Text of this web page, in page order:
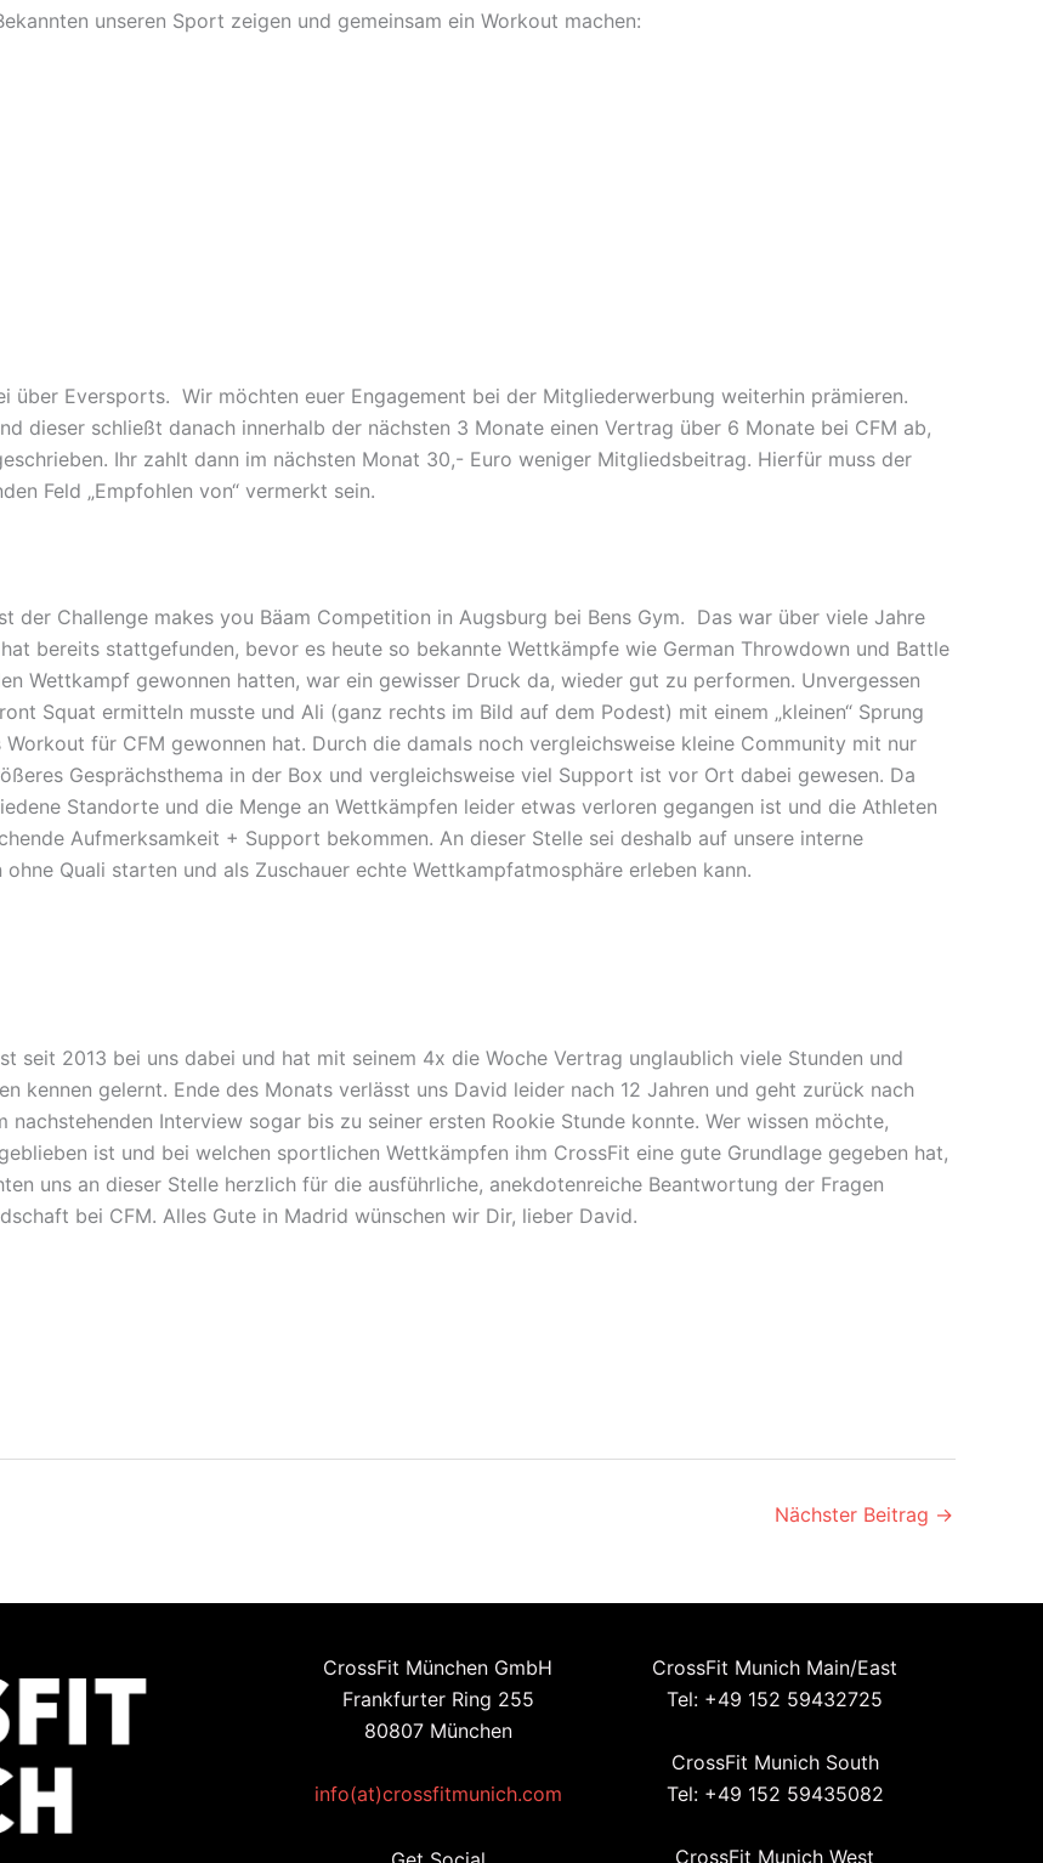
unseren Sport zeigen und gemeinsam ein Workout machen:
Eversports. Wir möchten euer Engagement bei der Mitgliederwerbung weiterhin prämieren.
dieser schließt danach innerhalb der nächsten 3 Monate einen Vertrag über 6 Monate bei CFM ab,
Ihr zahlt dann im nächsten Monat 30,- Euro weniger Mitgliedsbeitrag. Hierfür muss der
Feld „Empfohlen von“ vermerkt sein.
der Challenge makes you Bäam Competition in Augsburg bei Bens Gym. Das war über viele Jahre
bereits stattgefunden, bevor es heute so bekannte Wettkämpfe wie German Throwdown und Battle
Wettkampf gewonnen hatten, war ein gewisser Druck da, wieder gut zu performen. Unvergessen
Squat ermitteln musste und Ali (ganz rechts im Bild auf dem Podest) mit einem „kleinen“ Sprung
für CFM gewonnen hat. Durch die damals noch vergleichsweise kleine Community mit nur
Gesprächsthema in der Box und vergleichsweise viel Support ist vor Ort dabei gewesen. Da
Standorte und die Menge an Wettkämpfen leider etwas verloren gegangen ist und die Athleten
Aufmerksamkeit + Support bekommen. An dieser Stelle sei deshalb auf unsere interne
Quali starten und als Zuschauer echte Wettkampfatmosphäre erleben kann.
seit 2013 bei uns dabei und hat mit seinem 4x die Woche Vertrag unglaublich viele Stunden und
kennen gelernt. Ende des Monats verlässt uns David leider nach 12 Jahren und geht zurück nach
Interview sogar bis zu seiner ersten Rookie Stunde konnte. Wer wissen möchte,
ist und bei welchen sportlichen Wettkämpfen ihm CrossFit eine gute Grundlage gegeben hat,
uns an dieser Stelle herzlich für die ausführliche, anekdotenreiche Beantwortung der Fragen
bei CFM. Alles Gute in Madrid wünschen wir Dir, lieber David.
Nächster Beitrag →
CrossFit München GmbH
Frankfurter Ring 255
80807 München
info(at)crossfitmunich.com
CrossFit Munich Main/East
Tel: +49 152 59432725
CrossFit Munich South
Tel: +49 152 59435082
CrossFit Munich West